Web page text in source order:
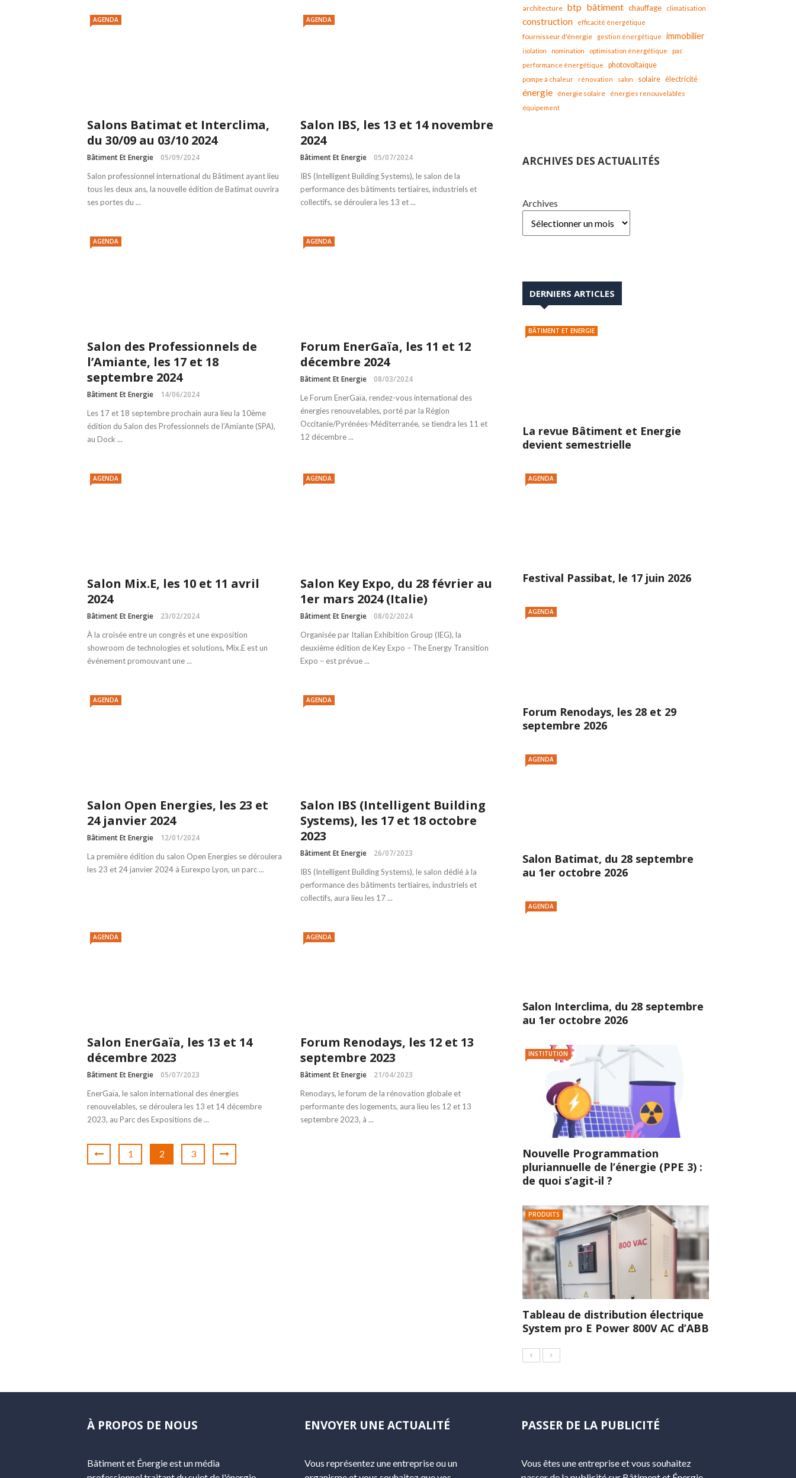
AGENDA
Salons Batimat et Interclima,
du 30/09 au 03/10 2024
Bâtiment Et Energie 05/09/2024
Salon professionnel international du Bâtiment ayant lieu
tous les deux ans, la nouvelle édition de Batimat ouvrira
ses portes du ...
AGENDA
Salon IBS, les 13 et 14 novembre
2024
Bâtiment Et Energie 05/07/2024
IBS (Intelligent Building Systems), le salon de la
performance des bâtiments tertiaires, industriels et
collectifs, se déroulera les 13 et ...
AGENDA
Salon des Professionnels de
l’Amiante, les 17 et 18
septembre 2024
Bâtiment Et Energie 14/06/2024
Les 17 et 18 septembre prochain aura lieu la 10ème
édition du Salon des Professionnels de l’Amiante (SPA),
au Dock ...
AGENDA
Forum EnerGaïa, les 11 et 12
décembre 2024
Bâtiment Et Energie 08/03/2024
Le Forum EnerGaïa, rendez-vous international des
énergies renouvelables, porté par la Région
Occitanie/Pyrénées-Méditerranée, se tiendra les 11 et
12 décembre ...
AGENDA
Salon Mix.E, les 10 et 11 avril
2024
Bâtiment Et Energie 23/02/2024
À la croisée entre un congrès et une exposition
showroom de technologies et solutions, Mix.E est un
événement promouvant une ...
AGENDA
Salon Key Expo, du 28 février au
1er mars 2024 (Italie)
Bâtiment Et Energie 08/02/2024
Organisée par Italian Exhibition Group (IEG), la
deuxième édition de Key Expo – The Energy Transition
Expo – est prévue ...
AGENDA
Salon Open Energies, les 23 et
24 janvier 2024
Bâtiment Et Energie 12/01/2024
La première édition du salon Open Energies se déroulera
les 23 et 24 janvier 2024 à Eurexpo Lyon, un parc ...
AGENDA
Salon IBS (Intelligent Building
Systems), les 17 et 18 octobre
2023
Bâtiment Et Energie 26/07/2023
IBS (Intelligent Building Systems), le salon dédié à la
performance des bâtiments tertiaires, industriels et
collectifs, aura lieu les 17 ...
AGENDA
Salon EnerGaïa, les 13 et 14
décembre 2023
Bâtiment Et Energie 05/07/2023
EnerGaïa, le salon international des énergies
renouvelables, se déroulera les 13 et 14 décembre
2023, au Parc des Expositions de ...
AGENDA
Forum Renodays, les 12 et 13
septembre 2023
Bâtiment Et Energie 21/04/2023
Renodays, le forum de la rénovation globale et
performante des logements, aura lieu les 12 et 13
septembre 2023, à ...
1 2 3
architecture btp bâtiment chauffage climatisation
construction efficacité énergétique
fournisseur d'énergie gestion énergétique immobilier
isolation nomination optimisation énergétique
pac
performance énergétique
photovoltaïque
pompe à chaleur rénovation salon solaire électricité
énergie énergie solaire
énergies renouvelables
équipement
ARCHIVES DES ACTUALITÉS
Archives
DERNIERS ARTICLES
BÂTIMENT ET ENERGIE
La revue Bâtiment et Energie
devient semestrielle
AGENDA
Festival Passibat, le 17 juin 2026
AGENDA
Forum Renodays, les 28 et 29
septembre 2026
AGENDA
Salon Batimat, du 28 septembre
au 1er octobre 2026
AGENDA
Salon Interclima, du 28 septembre
au 1er octobre 2026
INSTITUTION
Nouvelle Programmation
pluriannuelle de l’énergie (PPE 3) :
de quoi s’agit-il ?
PRODUITS
Tableau de distribution électrique
System pro E Power 800V AC d’ABB
À PROPOS DE NOUS
Bâtiment et Énergie est un média
ENVOYER UNE ACTUALITÉ
Vous représentez une entreprise ou un
PASSER DE LA PUBLICITÉ
Vous êtes une entreprise et vous souhaitez